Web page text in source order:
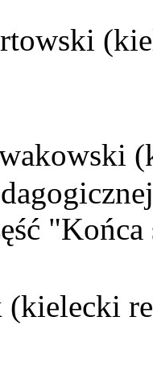
(kielecki